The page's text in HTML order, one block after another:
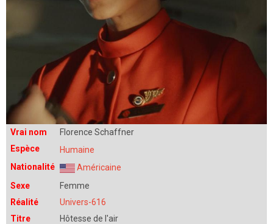
Vrai nom
Florence Schaffner
Espèce
Humaine
Nationalité
Américaine
Sexe
Femme
Réalité
Univers-616
Titre
Hôtesse de l'air